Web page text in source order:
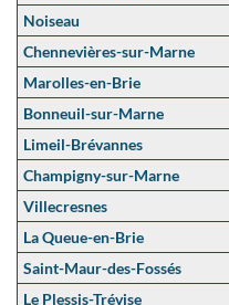
Noiseau
Chennevières-sur-Marne
Marolles-en-Brie
Bonneuil-sur-Marne
Limeil-Brévannes
Champigny-sur-Marne
Villecresnes
La Queue-en-Brie
Saint-Maur-des-Fossés
Le Plessis-Trévise